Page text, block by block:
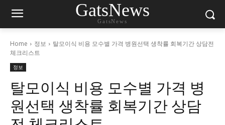
GatsNews
GatsNews
Home 정보
탈모이식 비용 모수별 가격 병원선택 생착률 회복기간 상담전
체크리스트
정보
탈모이식 비용 모수별 가격 병
원선택 생착률 회복기간 상담